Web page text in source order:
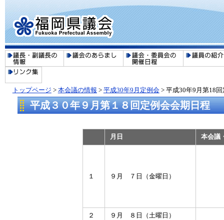
トップページ > 本会議の情報 > 平成30年9月定例会> 平成30年9月第18
平成３０年９月第１８回定例会会期日程
月日 本会議
１ ９月 ７日（金曜日）
２ ９月 ８日（土曜日）